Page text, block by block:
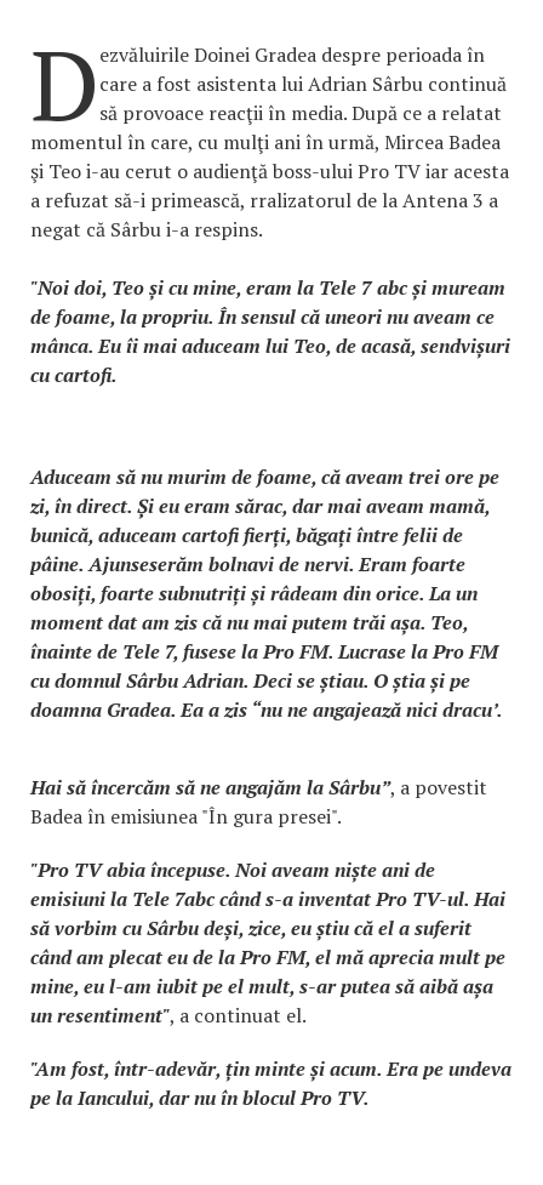
D ezvăluirile Doinei Gradea despre perioada în
care a fost asistenta lui Adrian Sârbu continuă
să provoace reacţii în media. După ce a relatat
momentul în care, cu mulţi ani în urmă, Mircea Badea
şi Teo i-au cerut o audienţă boss-ului Pro TV iar acesta
a refuzat să-i primească, rralizatorul de la Antena 3 a
negat că Sârbu i-a respins.
"Noi doi, Teo și cu mine, eram la Tele 7 abc și muream
de foame, la propriu. În sensul că uneori nu aveam ce
mânca. Eu îi mai aduceam lui Teo, de acasă, sendvișuri
cu cartofi.
Aduceam să nu murim de foame, că aveam trei ore pe
zi, în direct. Și eu eram sărac, dar mai aveam mamă,
bunică, aduceam cartofi fierți, băgați între felii de
pâine. Ajunseserăm bolnavi de nervi. Eram foarte
obosiți, foarte subnutriți și râdeam din orice. La un
moment dat am zis că nu mai putem trăi așa. Teo,
înainte de Tele 7, fusese la Pro FM. Lucrase la Pro FM
cu domnul Sârbu Adrian. Deci se știau. O știa și pe
doamna Gradea. Ea a zis “nu ne angajează nici dracu’.
Hai să încercăm să ne angajăm la Sârbu”, a povestit
Badea în emisiunea "În gura presei".
"Pro TV abia începuse. Noi aveam niște ani de
emisiuni la Tele 7abc când s-a inventat Pro TV-ul. Hai
să vorbim cu Sârbu deși, zice, eu știu că el a suferit
când am plecat eu de la Pro FM, el mă aprecia mult pe
mine, eu l-am iubit pe el mult, s-ar putea să aibă așa
un resentiment", a continuat el.
"Am fost, într-adevăr, țin minte și acum. Era pe undeva
pe la Iancului, dar nu în blocul Pro TV.